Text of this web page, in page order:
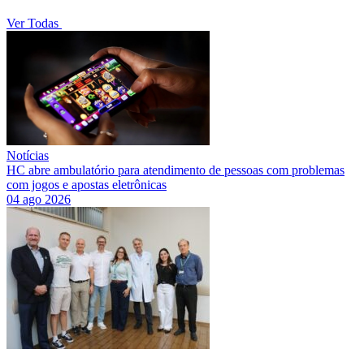
Ver Todas
Notícias
HC abre ambulatório para atendimento de pessoas com problemas
com jogos e apostas eletrônicas
04 ago 2026